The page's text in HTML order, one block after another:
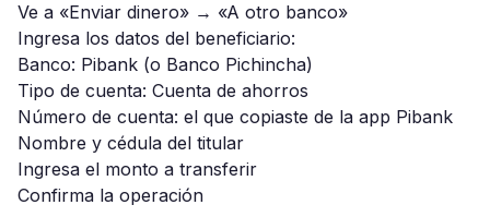
Ve a «Enviar dinero» → «A otro banco»
Ingresa los datos del beneficiario:
Banco: Pibank (o Banco Pichincha)
Tipo de cuenta: Cuenta de ahorros
Número de cuenta: el que copiaste de la app Pibank
Nombre y cédula del titular
Ingresa el monto a transferir
Confirma la operación